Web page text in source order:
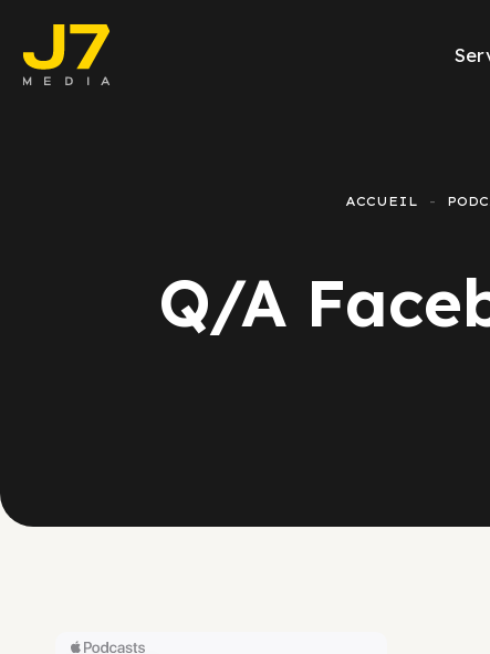
E-commerce
Google Ads
ACCUEIL
Q/A